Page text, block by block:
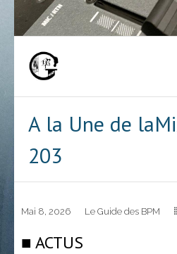
Skip
A la Une de
203
Mai 8, 2026 Le Guide des BPM
■ ACTUS